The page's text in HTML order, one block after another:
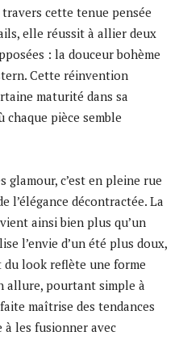
cette tenue pensée
elle réussit à allier deux
: la douceur bohème
Cette réinvention
maturité dans sa
chaque pièce semble
glamour, c’est en pleine rue
l’élégance décontractée. La
ainsi bien plus qu’un
l’envie d’un été plus doux,
look reflète une forme
allure, pourtant simple à
maîtrise des tendances
les fusionner avec